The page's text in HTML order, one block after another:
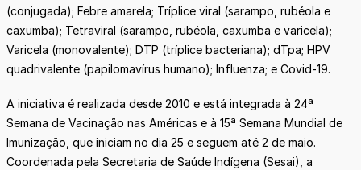
(conjugada); Febre amarela; Tríplice viral (sarampo, rubéola e
caxumba); Tetraviral (sarampo, rubéola, caxumba e varicela);
Varicela (monovalente); DTP (tríplice bacteriana); dTpa; HPV
quadrivalente (papilomavírus humano); Influenza; e Covid-19.
A iniciativa é realizada desde 2010 e está integrada à 24ª
Semana de Vacinação nas Américas e à 15ª Semana Mundial de
Imunização, que iniciam no dia 25 e seguem até 2 de maio.
Coordenada pela Secretaria de Saúde Indígena (Sesai), a